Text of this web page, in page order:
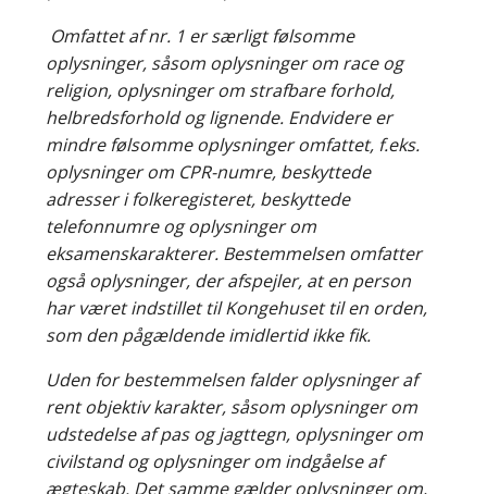
Omfattet af nr. 1 er særligt følsomme
oplysninger, såsom oplysninger om race og
religion, oplysninger om strafbare forhold,
helbredsforhold og lignende. Endvidere er
mindre følsomme oplysninger omfattet, f.eks.
oplysninger om CPR-numre, beskyttede
adresser i folkeregisteret, beskyttede
telefonnumre og oplysninger om
eksamenskarakterer. Bestemmelsen omfatter
også oplysninger, der afspejler, at en person
har været indstillet til Kongehuset til en orden,
som den pågældende imidlertid ikke fik.
Uden for bestemmelsen falder oplysninger af
rent objektiv karakter, såsom oplysninger om
udstedelse af pas og jagttegn, oplysninger om
civilstand og oplysninger om indgåelse af
ægteskab. Det samme gælder oplysninger om,